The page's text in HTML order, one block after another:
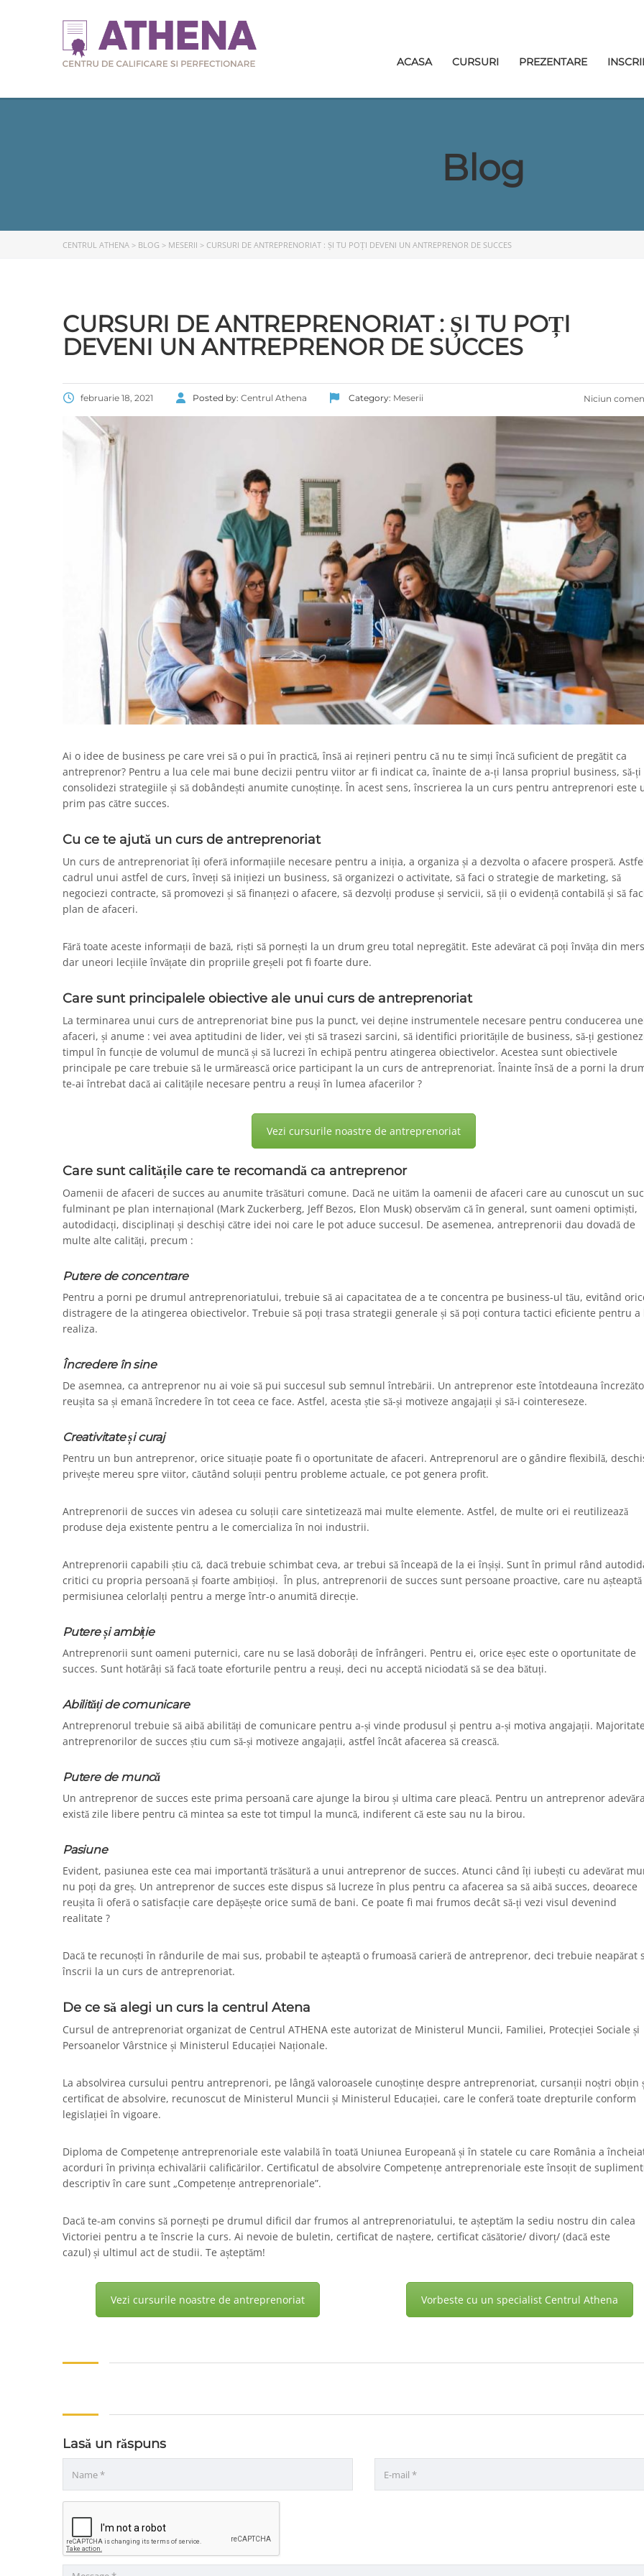
ACASA CURSURI PREZENTARE
Blog
CENTRUL ATHENA > BLOG > MESERII > CURSURI DE ANTREPRENORIAT : ȘI TU POȚI DEVENI UN ANTREPRENOR DE SUCCES
CURSURI DE ANTREPRENORIAT : ȘI TU POȚI
DEVENI UN ANTREPRENOR DE SUCCES
februarie 18, 2021 Posted by: Centrul Athena Category: Meserii Niciun
Ai o idee de business pe care vrei să o pui în practică, însă ai rețineri pentru că nu te simți încă suficient de pregătit ca
antreprenor? Pentru a lua cele mai bune decizii pentru viitor ar fi indicat ca, înainte de a-ți lansa propriul business, să-ți
consolidezi strategiile și să dobândești anumite cunoștințe. În acest sens, înscrierea la un curs pentru antreprenori este
prim pas către succes.
Cu ce te ajută un curs de antreprenoriat
Un curs de antreprenoriat îți oferă informațiile necesare pentru a iniția, a organiza și a dezvolta o afacere prosperă.
cadrul unui astfel de curs, înveți să inițiezi un business, să organizezi o activitate, să faci o strategie de marketing, să
negociezi contracte, să promovezi și să finanțezi o afacere, să dezvolți produse și servicii, să ții o evidență contabilă și să
plan de afaceri.
Fără toate aceste informații de bază, riști să pornești la un drum greu total nepregătit. Este adevărat că poți învăța din
dar uneori lecțiile învățate din propriile greșeli pot fi foarte dure.
Care sunt principalele obiective ale unui curs de antreprenoriat
La terminarea unui curs de antreprenoriat bine pus la punct, vei deține instrumentele necesare pentru conducerea
afaceri, și anume : vei avea aptitudini de lider, vei ști să trasezi sarcini, să identifici prioritățile de business, să-ți
timpul în funcție de volumul de muncă și să lucrezi în echipă pentru atingerea obiectivelor. Acestea sunt obiectivele
principale pe care trebuie să le urmărească orice participant la un curs de antreprenoriat. Înainte însă de a porni la
te-ai întrebat dacă ai calitățile necesare pentru a reuși în lumea afacerilor ?
Vezi cursurile noastre de antreprenoriat
Care sunt calitățile care te recomandă ca antreprenor
Oamenii de afaceri de succes au anumite trăsături comune. Dacă ne uităm la oamenii de afaceri care au cunoscut un
fulminant pe plan internațional (Mark Zuckerberg, Jeff Bezos, Elon Musk) observăm că în general, sunt oameni optimiști,
autodidacți, disciplinați și deschiși către idei noi care le pot aduce succesul. De asemenea, antreprenorii dau dovadă de
multe alte calități, precum :
Putere de concentrare
Pentru a porni pe drumul antreprenoriatului, trebuie să ai capacitatea de a te concentra pe business-ul tău, evitând
distragere de la atingerea obiectivelor. Trebuie să poți trasa strategii generale și să poți contura tactici eficiente pentru a
realiza.
Încredere în sine
De asemnea, ca antreprenor nu ai voie să pui succesul sub semnul întrebării. Un antreprenor este întotdeauna
reușita sa și emană încredere în tot ceea ce face. Astfel, acesta știe să-și motiveze angajații și să-i cointereseze.
Creativitate și curaj
Pentru un bun antreprenor, orice situație poate fi o oportunitate de afaceri. Antreprenorul are o gândire flexibilă,
privește mereu spre viitor, căutând soluții pentru probleme actuale, ce pot genera profit.
Antreprenorii de succes vin adesea cu soluții care sintetizează mai multe elemente. Astfel, de multe ori ei reutilizează
produse deja existente pentru a le comercializa în noi industrii.
Antreprenorii capabili știu că, dacă trebuie schimbat ceva, ar trebui să înceapă de la ei înșiși. Sunt în primul rând
critici cu propria persoană și foarte ambițioși. În plus, antreprenorii de succes sunt persoane proactive, care nu așteaptă
permisiunea celorlalți pentru a merge într-o anumită direcție.
Putere și ambiție
Antreprenorii sunt oameni puternici, care nu se lasă doborâți de înfrângeri. Pentru ei, orice eșec este o oportunitate de
succes. Sunt hotărâți să facă toate eforturile pentru a reuși, deci nu acceptă niciodată să se dea bătuți.
Abilități de comunicare
Antreprenorul trebuie să aibă abilități de comunicare pentru a-și vinde produsul și pentru a-și motiva angajații.
antreprenorilor de succes știu cum să-și motiveze angajații, astfel încât afacerea să crească.
Putere de muncă
Un antreprenor de succes este prima persoană care ajunge la birou și ultima care pleacă. Pentru un antreprenor
există zile libere pentru că mintea sa este tot timpul la muncă, indiferent că este sau nu la birou.
Pasiune
Evident, pasiunea este cea mai importantă trăsătură a unui antreprenor de succes. Atunci când îți iubești cu adevărat
nu poți da greș. Un antreprenor de succes este dispus să lucreze în plus pentru ca afacerea sa să aibă succes, deoarece
reușita îi oferă o satisfacție care depășește orice sumă de bani. Ce poate fi mai frumos decât să-ți vezi visul devenind
realitate ?
Dacă te recunoști în rândurile de mai sus, probabil te așteaptă o frumoasă carieră de antreprenor, deci trebuie neapărat
înscrii la un curs de antreprenoriat.
De ce să alegi un curs la centrul Atena
Cursul de antreprenoriat organizat de Centrul ATHENA este autorizat de Ministerul Muncii, Familiei, Protecției Sociale și
Persoanelor Vârstnice și Ministerul Educației Naționale.
La absolvirea cursului pentru antreprenori, pe lângă valoroasele cunoștințe despre antreprenoriat, cursanții noștri obțin
certificat de absolvire, recunoscut de Ministerul Muncii și Ministerul Educației, care le conferă toate drepturile conform
legislației în vigoare.
Diploma de Competențe antreprenoriale este valabilă în toată Uniunea Europeană și în statele cu care România a
acorduri în privința echivalării calificărilor. Certificatul de absolvire Competențe antreprenoriale esteînsoțit de
descriptivîn care sunt „Competențe antreprenoriale”.
Dacă te-am convins să pornești pe drumul dificil dar frumos al antreprenoriatului, te așteptăm la sediu nostru din calea
Victoriei pentru a te înscrie la curs. Ai nevoie de buletin, certificat de naștere, certificat căsătorie/ divorț/ (dacă este
cazul) și ultimul act de studii. Te așteptăm!
Vezi cursurile noastre de antreprenoriat Vorbeste cu un specialist Centrul Athena
Lasă un răspuns